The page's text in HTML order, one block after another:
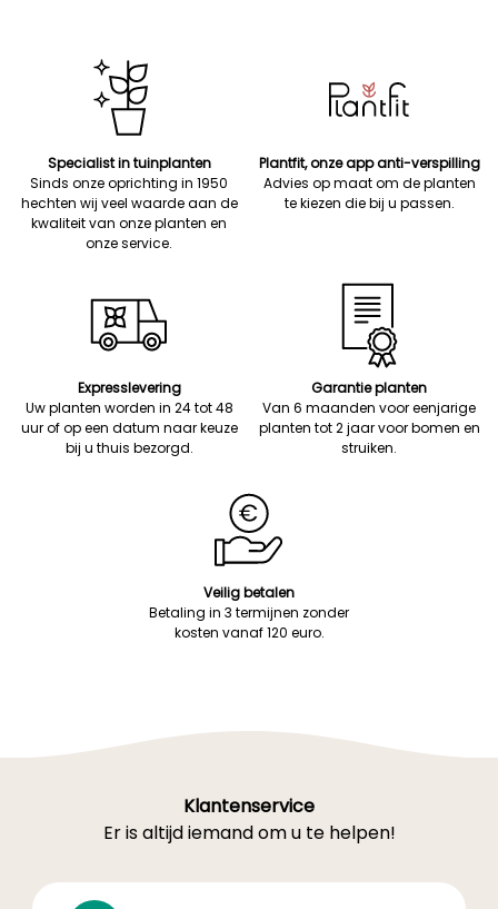
Specialist in tuinplanten
Sinds onze oprichting in 1950
hechten wij veel waarde aan de
kwaliteit van onze planten en
onze service.
Plantfit, onze app anti-verspilling
Advies op maat om de planten
te kiezen die bij u passen.
Expresslevering
Uw planten worden in 24 tot 48
uur of op een datum naar keuze
bij u thuis bezorgd.
Garantie planten
Van 6 maanden voor eenjarige
planten tot 2 jaar voor bomen en
struiken.
Veilig betalen
Betaling in 3 termijnen zonder
kosten vanaf 120 euro.
Klantenservice
Er is altijd iemand om u te helpen!